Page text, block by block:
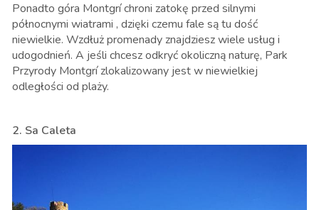
Ponadto góra Montgrí chroni zatokę przed silnymi
północnymi wiatrami , dzięki czemu fale są tu dość
niewielkie. Wzdłuż promenady znajdziesz wiele usług i
udogodnień. A jeśli chcesz odkryć okoliczną naturę, Park
Przyrody Montgrí zlokalizowany jest w niewielkiej
odległości od plaży.
2. Sa Caleta